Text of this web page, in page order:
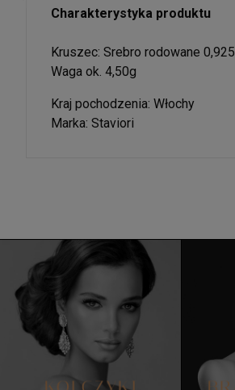
Charakterystyka produktu
Kruszec: Srebro rodowane 0,925
Waga ok. 4,50g
Kraj pochodzenia: Włochy
Marka: Staviori